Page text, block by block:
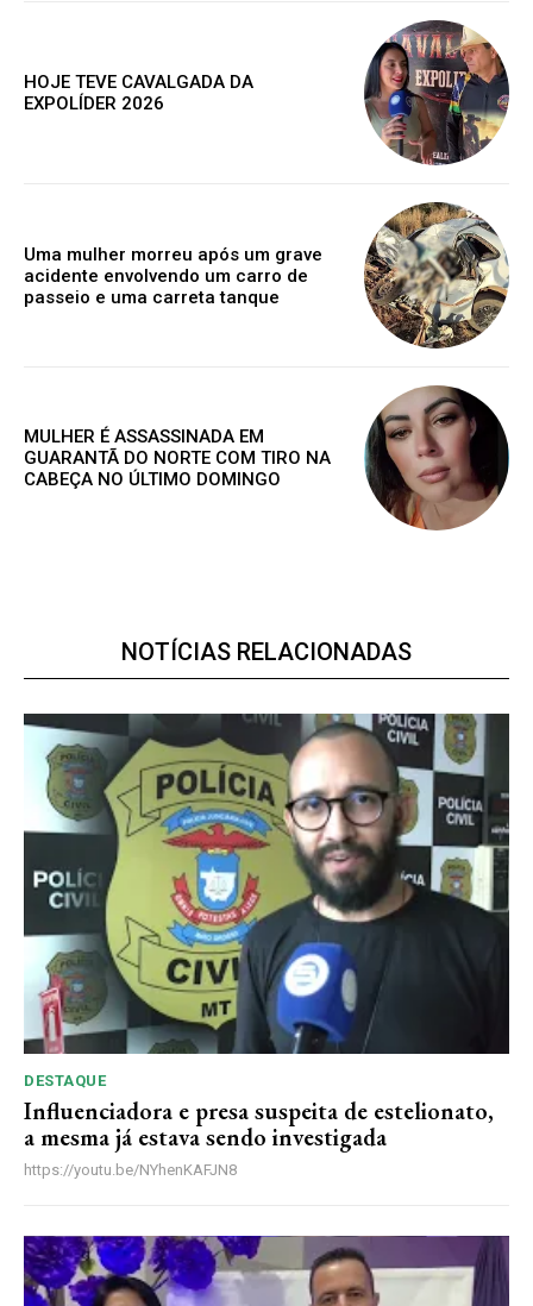
Gratuitamente / para sempre
Premium
R$100 / ano
Acesso as notícias publicas
Acesso a comentários
Notícias exclusivas
ANUAL MENSAL
HOJE TEVE CAVALGADA DA
EXPOLÍDER 2026
Uma mulher morreu após um grave
acidente envolvendo um carro de
passeio e uma carreta tanque
MULHER É ASSASSINADA EM
GUARANTÃ DO NORTE COM TIRO NA
CABEÇA NO ÚLTIMO DOMINGO
NOTÍCIAS RELACIONADAS
DESTAQUE
Influenciadora e presa suspeita de estelionato,
a mesma já estava sendo investigada
https://youtu.be/NYhenKAFJN8